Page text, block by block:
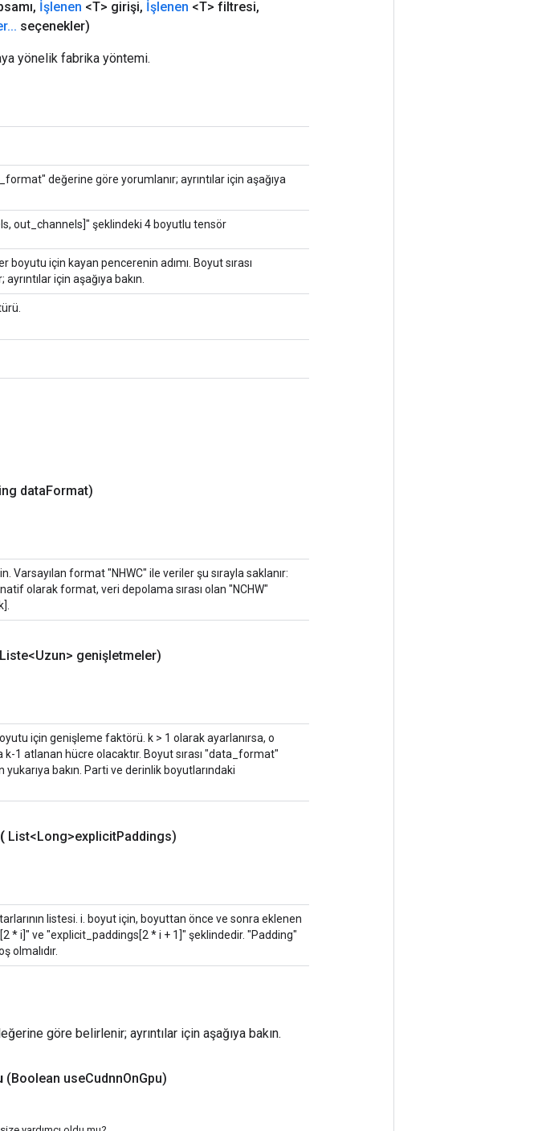
, İşlenen <T> girişi, İşlenen <T> filtresi,
... seçenekler)
yönelik fabrika yöntemi.
değerine göre yorumlanır; ayrıntılar için aşağıya
out_channels]" şeklindeki 4 boyutlu tensör
için kayan pencerenin adımı. Boyut sırası
için aşağıya bakın.
dataFormat)
Varsayılan format "NHWC" ile veriler şu sırayla saklanır:
olarak format, veri depolama sırası olan "NCHW"
genişletmeler)
için genişleme faktörü. k > 1 olarak ayarlanırsa, o
1 atlanan hücre olacaktır. Boyut sırası "data_format"
bakın. Parti ve derinlik boyutlarındaki
( List<Long>explicitPaddings)
listesi. i. boyut için, boyuttan önce ve sonra eklenen
* i]" ve "explicit_paddings[2 * i + 1]" şeklindedir. "Padding"
olmalıdır.
göre belirlenir; ayrıntılar için aşağıya bakın.
(Boolean useCudnnOnGpu)